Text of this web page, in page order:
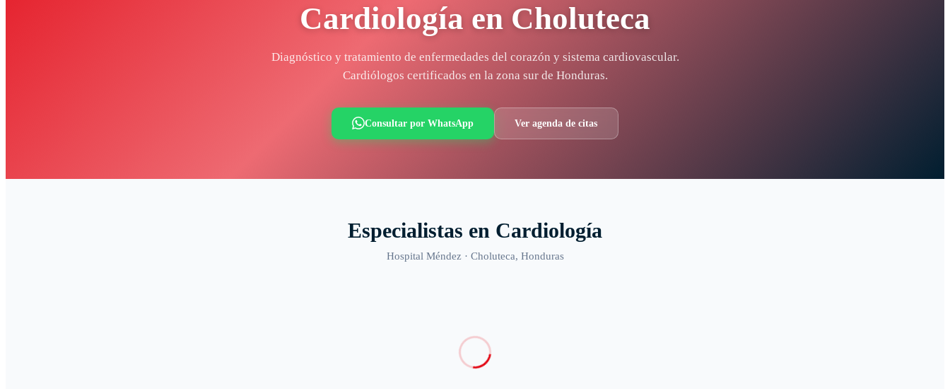
Cardiología en Choluteca
Diagnóstico y tratamiento de enfermedades del corazón y sistema cardiovascular.
Cardiólogos certificados en la zona sur de Honduras.
Consultar por WhatsApp Ver agenda de citas
Especialistas en Cardiología
Hospital Méndez · Choluteca, Honduras